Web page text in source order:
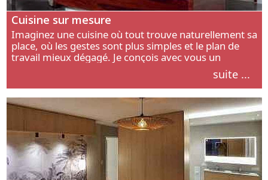
Cuisine sur mesure
Imaginez une cuisine où tout trouve naturellement sa
place, où les gestes sont plus simples et le plan de
travail mieux dégagé. Je conçois avec vous un
aménagement adapté à votre manière de cuisiner, de
suite ...